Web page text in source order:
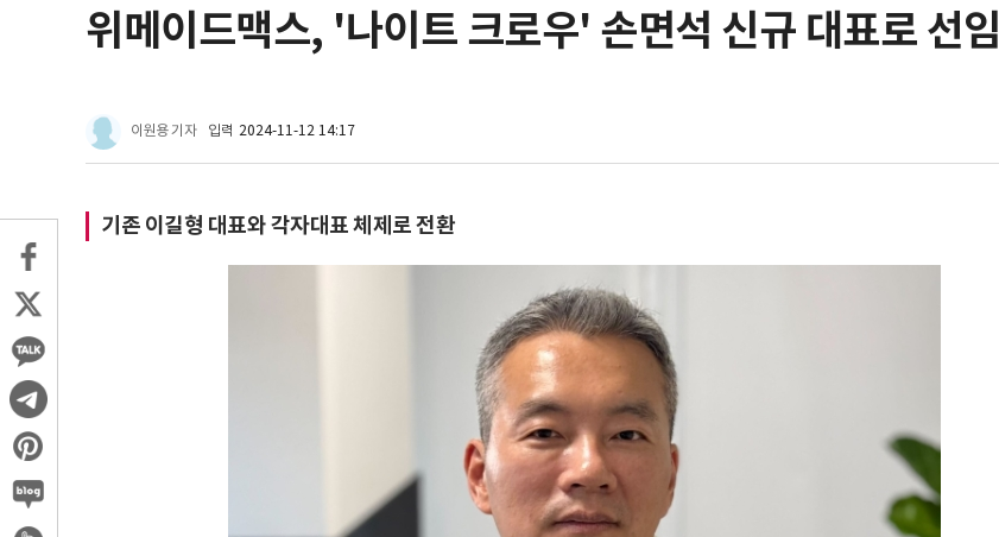
위메이드맥스, '나이트 크로우' 손면석 신규 대표로 선임
이원용 기자 입력 2024-11-12 14:17
기존 이길형 대표와 각자대표 체제로 전환